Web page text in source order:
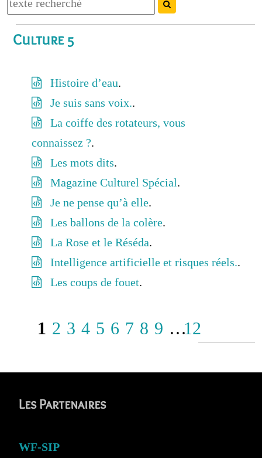
Culture 5
Histoire d’eau.
Je suis sans voix..
La coiffe des rotateurs, vous
connaissez ?.
Les mots dits.
Magazine Culturel Spécial.
Je ne pense qu’à elle.
Les ballons de la colère.
La Rose et le Réséda.
Intelligence artificielle et risques réels..
Les coups de fouet.
1 2 3 4 5 6 7 8 9 …12
Les Partenaires
WF-SIP